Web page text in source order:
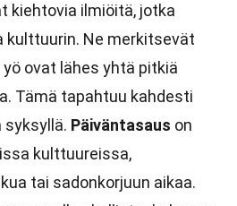
kiehtovia ilmiöitä, jotka
kulttuurin. Ne merkitsevät
yö ovat lähes yhtä pitkiä
Tämä tapahtuu kahdesti
syksyllä. Päiväntasaus on
kulttuureissa,
tai sadonkorjuun aikaa.